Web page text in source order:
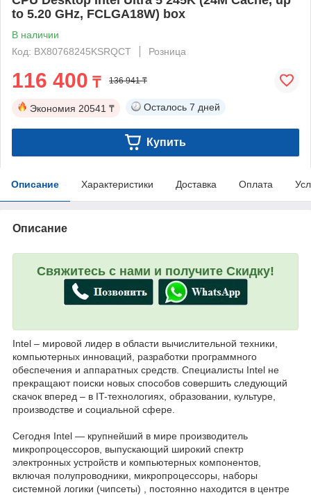
to 5.20 GHz, FCLGA18W) box
В наличии
Код: BX80768245KSRQCT
Розница
116 400 ₸ 136 941 ₸
Экономия 20541 ₸ Осталось 7 дней
Купить
Описание Характеристики Доставка Оплата
Описание
Свяжитесь с нами и получите Скидку!
Intel – мировой лидер в области вычислительной техники,
компьютерных инноваций, разработки программного
обеспечения и аппаратных средств. Специалисты Intel не
прекращают поиски новых способов совершить следующий
скачок вперед – в IT-технологиях, образовании, культуре,
производстве и социальной сфере.
Сегодня Intel — крупнейший в мире производитель
микропроцессоров, выпускающий широкий спектр
электронных устройств и компьютерных компонентов,
включая полупроводники, микропроцессоры, наборы
системной логики (чипсеты) , постоянно находится в центре